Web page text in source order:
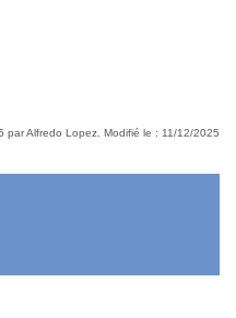
par Alfredo Lopez. Modifié le : 11/12/2025